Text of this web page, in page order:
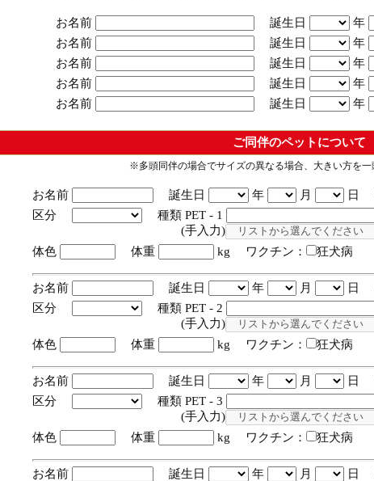
お名前 誕生日 年
お名前
誕生日 年
お名前
誕生日 年
お名前
誕生日 年
お名前
誕生日 年
ご同伴のペットについて
※多頭同伴の場合でサイズの異なる場合、大きい方を
お名前 誕生日 年 月
日
区分
種類 PET - 1
(手入力)
体色
体重 kg ワクチン： 狂犬病
お名前 誕生日 年 月
日
区分
種類 PET - 2
(手入力)
体色
体重 kg ワクチン： 狂犬病
お名前 誕生日 年 月
日
区分
種類 PET - 3
(手入力)
体色
体重 kg ワクチン： 狂犬病
お名前 誕生日 年 月
日